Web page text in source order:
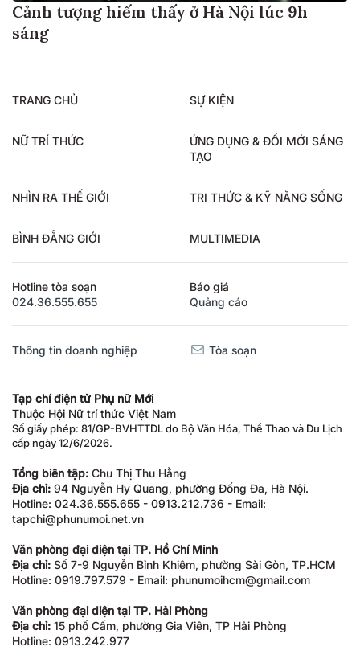
Cảnh tượng hiếm thấy ở Hà Nội lúc 9h
sáng
TRANG CHỦ SỰ KIỆN
NỮ TRÍ THỨC
ỨNG DỤNG & ĐỔI MỚI SÁNG
TẠO
NHÌN RA THẾ GIỚI TRI THỨC & KỸ NĂNG SỐNG
BÌNH ĐẲNG GIỚI MULTIMEDIA
Hotline tòa soạn
024.36.555.655
Báo giá
Quảng cáo
Thông tin doanh nghiệp Tòa soạn
Tạp chí điện tử Phụ nữ Mới
Thuộc Hội Nữ trí thức Việt Nam
Số giấy phép: 81/GP-BVHTTDL do Bộ Văn Hóa, Thể Thao và Du Lịch
cấp ngày 12/6/2026.
Tổng biên tập: Chu Thị Thu Hằng
Địa chỉ: 94 Nguyễn Hy Quang, phường Đống Đa, Hà Nội.
Hotline: 024.36.555.655 - 0913.212.736 - Email:
tapchi@phunumoi.net.vn
Văn phòng đại diện tại TP. Hồ Chí Minh
Địa chỉ: Số 7-9 Nguyễn Bỉnh Khiêm, phường Sài Gòn, TP.HCM
Hotline: 0919.797.579 - Email: phunumoihcm@gmail.com
Văn phòng đại diện tại TP. Hải Phòng
Địa chỉ: 15 phố Cấm, phường Gia Viên, TP Hải Phòng
Hotline: 0913.242.977